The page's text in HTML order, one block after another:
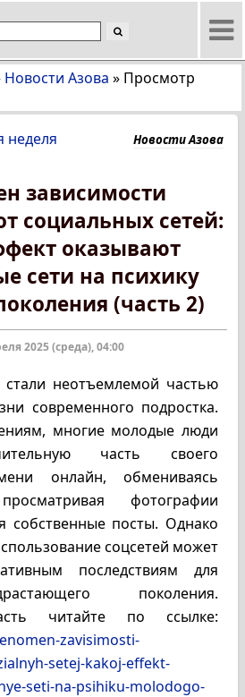
Новости Азова » Просмотр
неделя Новости Азова
зависимости
социальных сетей:
оказывают
сети на психику
(часть 2)
2025 (среда), 04:00
неотъемлемой частью
современного подростка.
многие молодые люди
часть своего
онлайн, обмениваясь
фотографии
собственные посты. Однако
соцсетей может
последствиям для
поколения.
читайте по ссылке:
zavisimosti-
setej-kakoj-effekt-
seti-na-psihiku-molodogo-